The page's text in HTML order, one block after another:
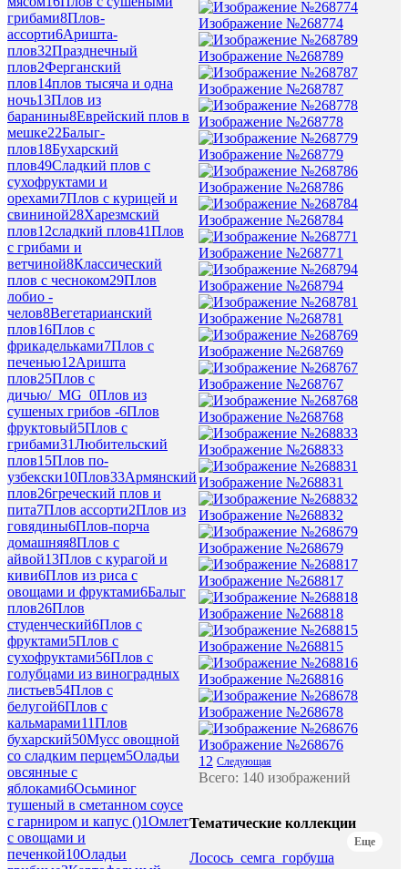
грибами8Плов-
ассорти6Аришта-
плов32Празднечный
плов2Ферганский
плов14плов тысяча и одна
ночь13Плов из
баранины8Еврейский плов в
мешке22Балыг-
плов18Бухарский
плов49Сладкий плов с
сухофруктами и
орехами7Плов с курицей и
свининой28Харезмский
плов12сладкий плов41Плов
с грибами и
ветчиной8Классический
плов с чесноком29Плов
лобио -
челов8Вегетарианский
плов16Плов с
фрикадельками7Плов с
печенью12Аришта
плов25Плов с
дичью/_MG_ 0Плов из
сушеных грибов -6Плов
фруктовый5Плов с
грибами31Любительский
плов15Плов по-
узбекски10Плов33Армянский
плов26греческий плов и
пита7Плов ассорти2Плов из
говядины6Плов-порча
домашняя8Плов с
айвой13Плов с курагой и
киви6Плов из риса с
овощами и фруктами6Балыг
плов26Плов
студенческий6Плов с
фруктами5Плов с
сухофруктами56Плов с
голубцами из виноградных
листьев54Плов с
белугой6Плов с
кальмарами11Плов
бухарский50Мусс овощной
со сладким перцем5Оладьи
овсянные с
яблоками6Осьминог
тушеный в сметанном соусе
с гарниром и капус ()1Омлет
с овощами и
печенкой10Оладьи
Изображение №268774
Изображение №268789
Изображение №268787
Изображение №268778
Изображение №268779
Изображение №268786
Изображение №268784
Изображение №268771
Изображение №268794
Изображение №268781
Изображение №268769
Изображение №268767
Изображение №268768
Изображение №268833
Изображение №268831
Изображение №268832
Изображение №268679
Изображение №268817
Изображение №268818
Изображение №268815
Изображение №268816
Изображение №268678
Изображение №268676
1 2 Следующая
Всего: 140 изображений
Тематические коллекции
Еще
Лосось_семга_горбуша